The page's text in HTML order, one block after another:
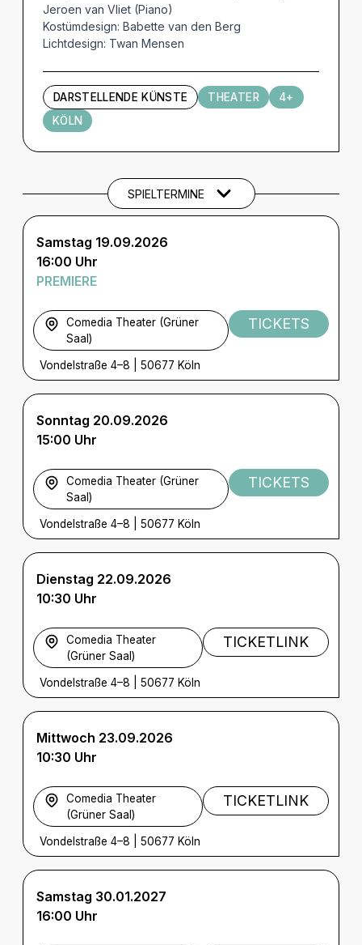
Jeroen van Vliet (Piano)
Kostümdesign: Babette van den Berg
Lichtdesign: Twan Mensen
DARSTELLENDE KÜNSTE THEATER
4+
KÖLN
Termine und Tickets
SPIELTERMINE
Samstag 19.09.2026
16:00 Uhr
PREMIERE
Comedia Theater (Grüner
Saal)
Vondelstraße 4–8 50677 Köln
TICKETS
Sonntag 20.09.2026
15:00 Uhr
Comedia Theater (Grüner
Saal)
Vondelstraße 4–8 50677 Köln
TICKETS
Dienstag 22.09.2026
10:30 Uhr
Comedia Theater
(Grüner Saal)
Vondelstraße 4–8 50677 Köln
TICKETLINK
Mittwoch 23.09.2026
10:30 Uhr
Comedia Theater
(Grüner Saal)
Vondelstraße 4–8 50677 Köln
TICKETLINK
Samstag 30.01.2027
16:00 Uhr